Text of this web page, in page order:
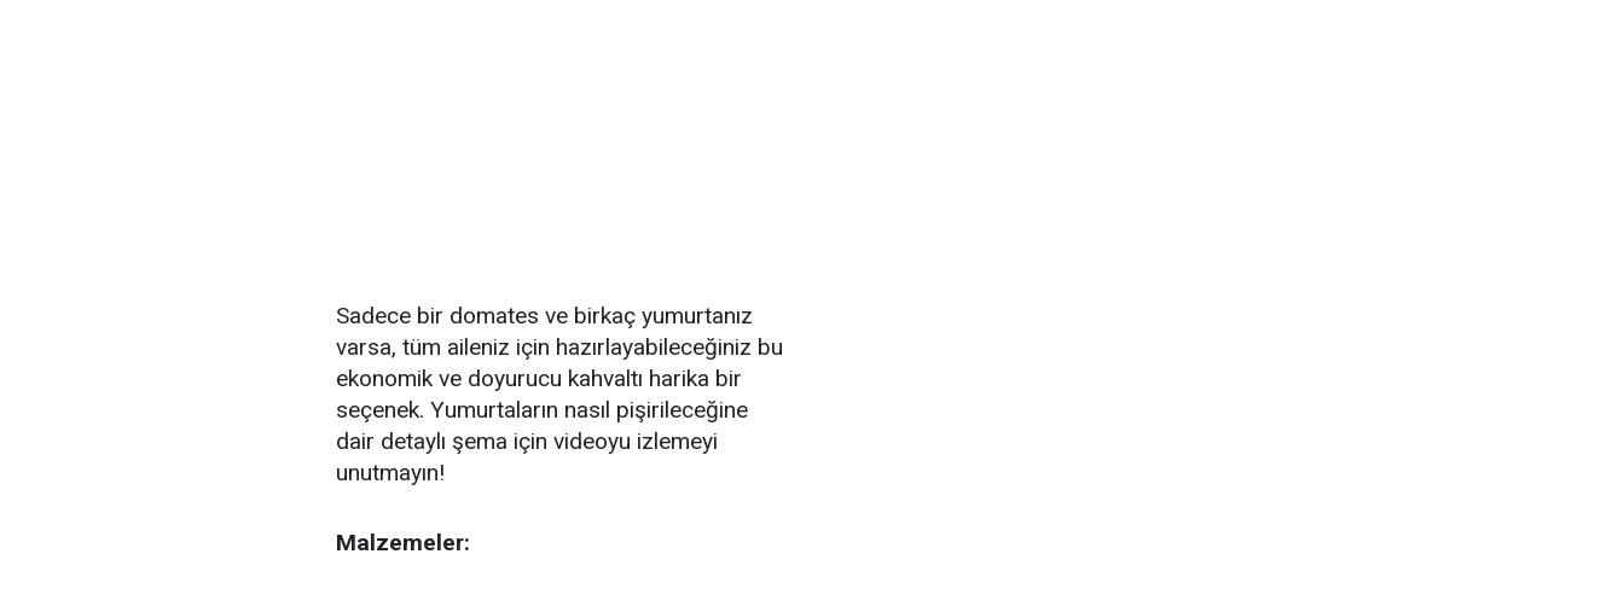
Sadece bir domates ve birkaç yumurtanız
varsa, tüm aileniz için hazırlayabileceğiniz bu
ekonomik ve doyurucu kahvaltı harika bir
seçenek. Yumurtaların nasıl pişirileceğine
dair detaylı şema için videoyu izlemeyi
unutmayın!
Malzemeler: